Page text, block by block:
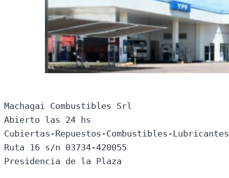
Machagai Combustibles Srl
Abierto las 24 hs
Cubiertas-Repuestos-Combustibles-
Ruta 16 s/n 03734-420055
Presidencia de la Plaza